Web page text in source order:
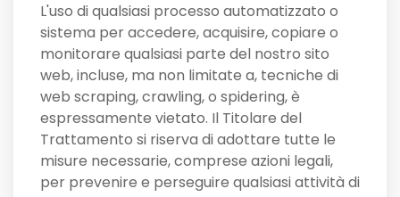
L'uso di qualsiasi processo automatizzato o
sistema per accedere, acquisire, copiare o
monitorare qualsiasi parte del nostro sito
web, incluse, ma non limitate a, tecniche di
web scraping, crawling, o spidering, è
espressamente vietato. Il Titolare del
Trattamento si riserva di adottare tutte le
misure necessarie, comprese azioni legali,
per prevenire e perseguire qualsiasi attività di